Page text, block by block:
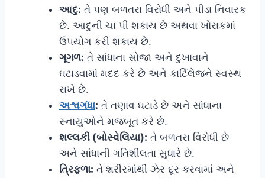
આદુ: તે પણ બળતરા વિરોધી અને પીડા નિવારક
છે. આદુની ચા પી શકાય છે અથવા ખોરાકમાં
ઉપયોગ કરી શકાય છે.
ગૂગળ: તે સાંધાના સોજા અને દુખાવાને
ઘટાડવામાં મદદ કરે છે અને કાર્ટિલેજને સ્વસ્થ
રાખે છે.
અશ્વગંધા: તે તણાવ ઘટાડે છે અને સાંધાના
સ્નાયુઓને મજબૂત કરે છે.
શલ્લકી (બોસ્વેલિયા): તે બળતરા વિરોધી છે
અને સાંધાની ગતિશીલતા સુધારે છે.
ત્રિફળા: તે શરીરમાંથી ઝેર દૂર કરવામાં અને